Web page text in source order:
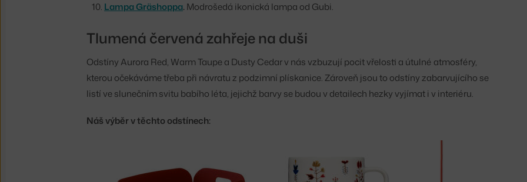
Lampa Gräshoppa. Modrošedá ikonická lampa od Gubi.
Tlumená červená zahřeje na duši
Odstíny Aurora Red, Warm Taupe a Dusty Cedar v nás vzbuzují pocit vřelosti a útulné atmosféry,
kterou očekáváme třeba při návratu z podzimní plískanice. Zároveň jsou to odstíny zabarvujícího se
listí ve slunečním svitu babího léta, jejichž barvy se budou v detailech hezky vyjímat i v interiéru.
Náš výběr v těchto odstínech: